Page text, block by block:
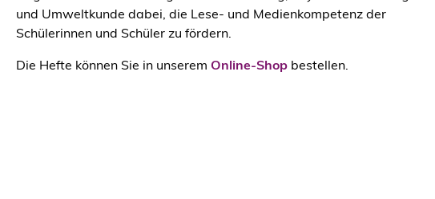
und Umweltkunde dabei, die Lese- und Medienkompetenz der
Schülerinnen und Schüler zu fördern.
Die Hefte können Sie in unserem Online-Shop bestellen.